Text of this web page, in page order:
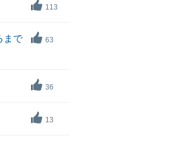
113
まで
63
36
13